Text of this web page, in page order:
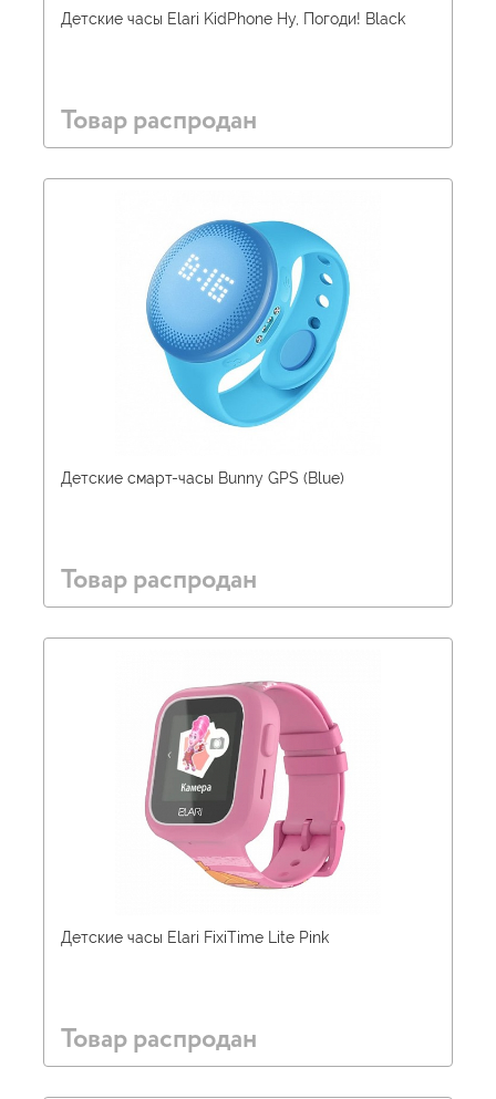
Детские часы Elari KidPhone Ну, Погоди! Black
Товар распродан
Детские смарт-часы Bunny GPS (Blue)
Товар распродан
Детские часы Elari FixiTime Lite Pink
Товар распродан